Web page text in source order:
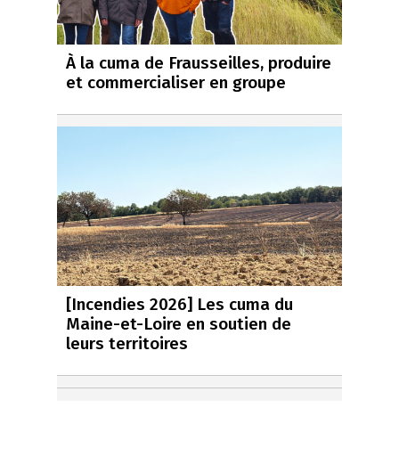
À la cuma de Frausseilles, produire
et commercialiser en groupe
[Incendies 2026] Les cuma du
Maine-et-Loire en soutien de
leurs territoires